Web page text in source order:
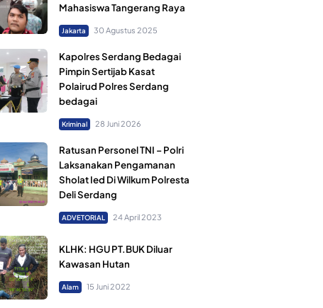
Mahasiswa Tangerang Raya
Jakarta 30 Agustus 2025
Kapolres Serdang Bedagai
Pimpin Sertijab Kasat
Polairud Polres Serdang
bedagai
Kriminal 28 Juni 2026
Ratusan Personel TNI – Polri
Laksanakan Pengamanan
Sholat Ied Di Wilkum Polresta
Deli Serdang
ADVETORIAL 24 April 2023
KLHK: HGU PT.BUK Diluar
Kawasan Hutan
Alam 15 Juni 2022